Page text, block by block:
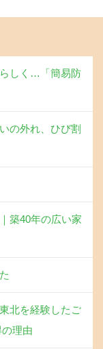
しく…「簡易防
の外れ、ひび割
築40年の広い家
北を経験したご
理由